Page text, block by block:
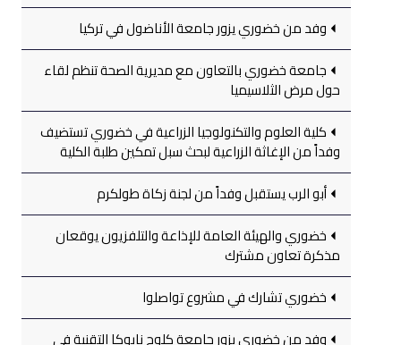
وفد من خضوري يزور جامعة الأناضول في تركيا
جامعة خضوري بالتعاون مع مديرية الصحة تنظم لقاء
حول مرض الثلاسيميا
كلية العلوم والتكنولوجيا الزراعية في خضوري تستضيف
وفداً من الإغاثة الزراعية لبحث سبل تمكين طلبة الكلية
أبو الرب يستقبل وفداً من لجنة زكاة طولكرم
خضوري والهيئة العامة للإذاعة والتلفزيون يوقعان
مذكرة تعاون مشترك
خضوري تشارك في مشروع تواصلوا
وفد من خضوري يزور جامعة كلوج نابوكا التقنية في